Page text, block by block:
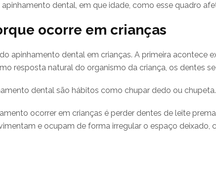
dental, em que idade, como esse quadro
ocorre em crianças
apinhamento dental em crianças. A primeira
resposta natural do organismo da criança, os dentes
dental são hábitos como chupar dedo ou chupeta.
ocorrer em crianças é perder dentes de leite
e ocupam de forma irregular o espaço deixado,